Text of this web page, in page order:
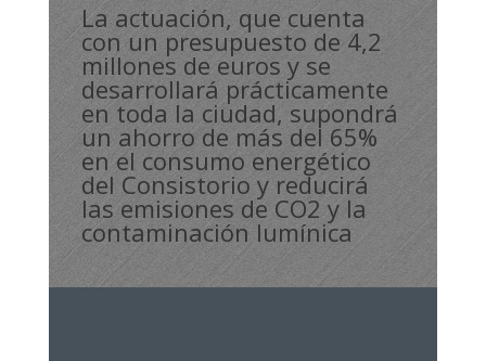
La actuación, que cuenta
con un presupuesto de 4,2
millones de euros y se
desarrollará prácticamente
en toda la ciudad, supondrá
un ahorro de más del 65%
en el consumo energético
del Consistorio y reducirá
las emisiones de CO2 y la
contaminación lumínica